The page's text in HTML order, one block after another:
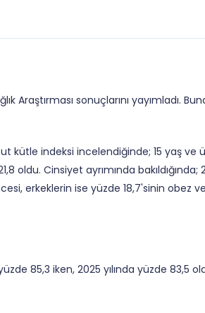
Araştırması sonuçlarını yayımladı.
kütle indeksi incelendiğinde; 15 yaş ve
oldu. Cinsiyet ayrımında bakıldığında;
erkeklerin ise yüzde 18,7'sinin obez
85,3 iken, 2025 yılında yüzde 83,5